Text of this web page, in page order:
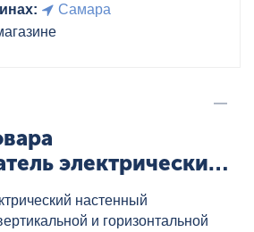
Самара
электрический
VLS PRO PW 50
3700698
настенный
и горизонтальной